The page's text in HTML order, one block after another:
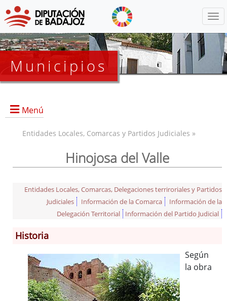
Municipios
Menú
Historia
Monumentos
Gastronomía
Entidades Locales, Comarcas y Partidos Judiciales »
Hinojosa del Valle
Entidades Locales, Comarcas, Delegaciones terriroriales y Partidos
Judiciales
Información de la Comarca
Información de la
Delegación Territorial
Información del Partido Judicial
Historia
Según
la obra